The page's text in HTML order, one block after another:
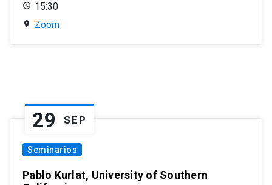
15:30
Zoom
29 SEP
Seminarios
Pablo Kurlat, University of Southern